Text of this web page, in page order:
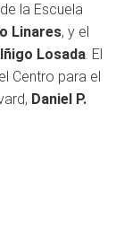
la Escuela
Linares, y el
Iñigo Losada. El
Centro para el
Daniel P.